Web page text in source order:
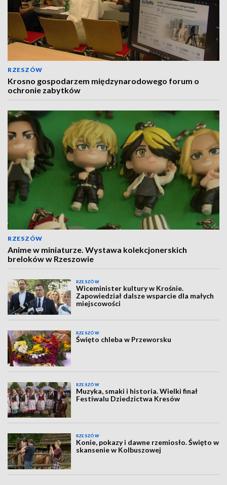
RZESZÓW
Krosno gospodarzem międzynarodowego forum o
ochronie zabytków
RZESZÓW
Anime w miniaturze. Wystawa kolekcjonerskich
breloków w Rzeszowie
RZESZÓW
Wiceminister kultury w Krośnie.
Zapowiedział dalsze wsparcie dla małych
miejscowości
RZESZÓW
Święto chleba w Przeworsku
RZESZÓW
Muzyka, smaki i historia. Wielki finał
Festiwalu Dziedzictwa Kresów
RZESZÓW
Konie, pokazy i dawne rzemiosło. Święto w
skansenie w Kolbuszowej